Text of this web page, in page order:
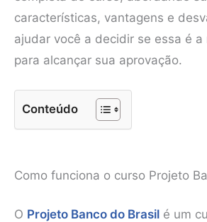
características, vantagens e
ajudar você a decidir se essa é a
para alcançar sua aprovação.
Conteúdo
Como funciona o curso Projeto
O Projeto Banco do Brasil é um